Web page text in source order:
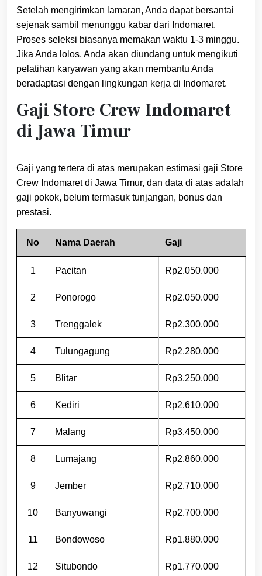
Setelah mengirimkan lamaran, Anda dapat bersantai
sejenak sambil menunggu kabar dari Indomaret.
Proses seleksi biasanya memakan waktu 1-3 minggu.
Jika Anda lolos, Anda akan diundang untuk mengikuti
pelatihan karyawan yang akan membantu Anda
beradaptasi dengan lingkungan kerja di Indomaret.
Gaji Store Crew Indomaret
di Jawa Timur
Gaji yang tertera di atas merupakan estimasi gaji Store
Crew Indomaret di Jawa Timur, dan data di atas adalah
gaji pokok, belum termasuk tunjangan, bonus dan
prestasi.
No Nama Daerah Gaji
1 Pacitan Rp2.050.000
2 Ponorogo Rp2.050.000
3 Trenggalek Rp2.300.000
4 Tulungagung Rp2.280.000
5 Blitar Rp3.250.000
6 Kediri Rp2.610.000
7 Malang Rp3.450.000
8 Lumajang Rp2.860.000
9 Jember Rp2.710.000
10 Banyuwangi Rp2.700.000
11 Bondowoso Rp1.880.000
12 Situbondo Rp1.770.000